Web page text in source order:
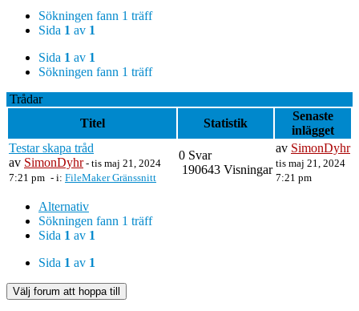
Sökningen fann 1 träff
Sida 1 av 1
Sida 1 av 1
Sökningen fann 1 träff
Trådar
Titel
Statistik
Senaste
inlägget
Testar skapa tråd
av SimonDyhr- tis maj 21, 2024
7:21 pm - i: FileMaker Gränssnitt
0 Svar
190643 Visningar
av SimonDyhr
tis maj 21, 2024
7:21 pm
Alternativ
Sökningen fann 1 träff
Sida 1 av 1
Sida 1 av 1
Välj forum att hoppa till